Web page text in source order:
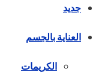
جديد
العناية بالجسم
الكريمات